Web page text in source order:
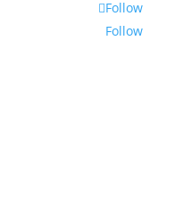
Follow
Follow